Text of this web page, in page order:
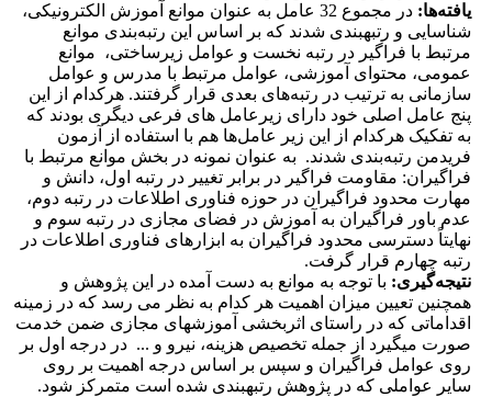
یافته‌ها:
در مجموع 32 عامل به عنوان موانع آموزش الکترونیکی،
شناسایی و رتبه­بندی شدند که بر اساس این رتبه‌بندی موانع
مرتبط با فراگیر در رتبه نخست و عوامل زیرساختی، موانع
عمومی، محتوای آموزشی، عوامل مرتبط با مدرس و عوامل
سازمانی به ترتیب در رتبه‌های بعدی قرار گرفتند. هرکدام از این
پنج عامل اصلی خود دارای زیرعامل های فرعی دیگری بودند که
به تفکیک هرکدام از این زیر عامل‌ها هم با استفاده از آزمون
فریدمن رتبه‌بندی شدند. به عنوان نمونه در بخش موانع مرتبط با
فراگیران: مقاومت فراگیر در برابر تغییر در رتبه اول، دانش و
مهارت محدود فراگیران در حوزه فناوری اطلاعات در رتبه دوم،
عدم باور فراگیران به آموزش در فضای مجازی در رتبه سوم و
نهایتاً دسترسی محدود فراگیران به ابزارهای فناوری اطلاعات در
رتبه چهارم قرار گرفت.
نتیجه‌گیری: با توجه به موانع به دست آمده در این پژوهش و
همچنین تعیین میزان اهمیت هر کدام به نظر می رسد که در زمینه
اقداماتی که در راستای اثربخشی آموزش­های مجازی ضمن خدمت
صورت می­گیرد از جمله تخصیص هزینه، نیرو و ... در درجه اول بر
روی عوامل فراگیران و سپس بر اساس درجه اهمیت بر روی
سایر عواملی که در پژوهش رتبه­بندی شده است متمرکز شود.